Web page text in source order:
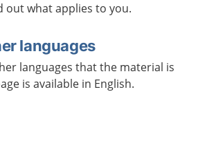
out what applies to you.
languages
languages that the material is
is available in English.